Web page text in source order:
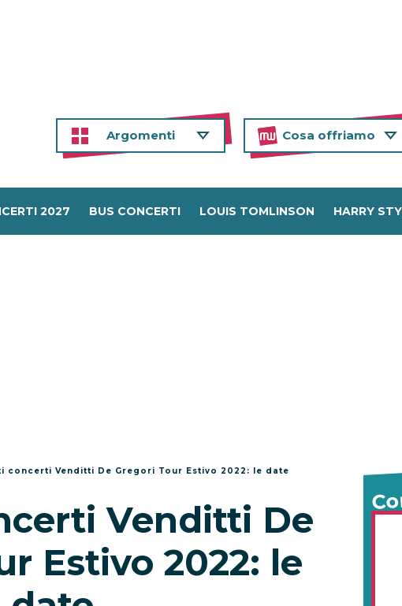
Argomenti Cosa offriamo
2027 BUS CONCERTI LOUIS TOMLINSON HARRY
concerti Venditti De Gregori Tour Estivo 2022: le date
Venditti De
Estivo 2022: le